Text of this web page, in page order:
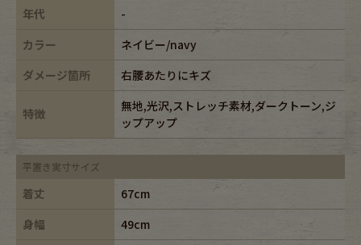
年代
-
カラー
ネイビー/navy
ダメージ箇所
右腰あたりにキズ
特徴
無地,光沢,ストレッチ素材,ダークトーン,ジ
ップアップ
平置き実寸サイズ
着丈
67cm
身幅
49cm